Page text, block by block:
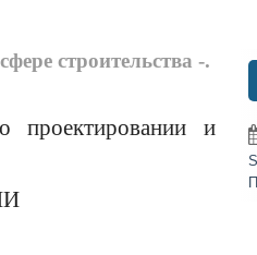
строительства -.
и